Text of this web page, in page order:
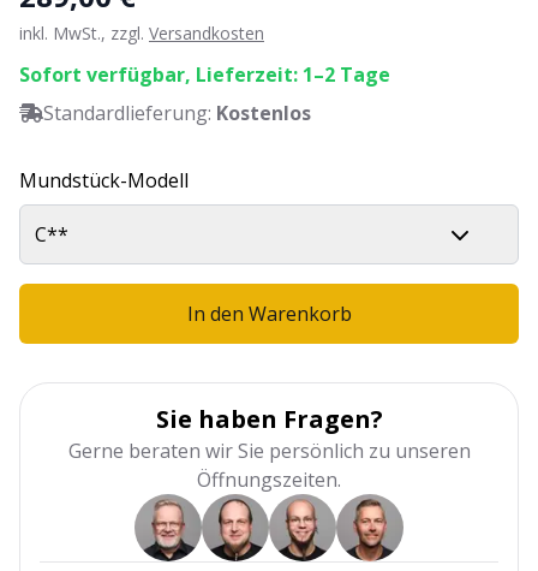
inkl. MwSt., zzgl. Versandkosten
Sofort verfügbar, Lieferzeit: 1–2 Tage
Standardlieferung: Kostenlos
Mundstück-Modell
C**
In den Warenkorb
Sie haben Fragen?
Gerne beraten wir Sie persönlich zu unseren
Öffnungszeiten.